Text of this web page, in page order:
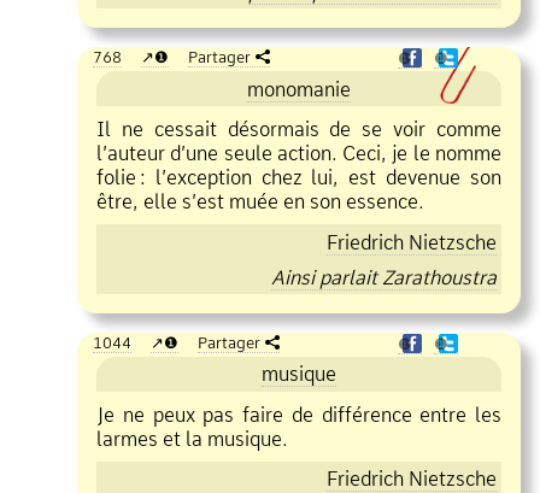
768 ❶ Partager ❶ ❶
monomanie
Il ne cessait désormais de se voir comme
l’auteur d’une seule action. Ceci, je le nomme
folie : l’exception chez lui, est devenue son
être, elle s’est muée en son essence.
Friedrich Nietzsche
Ainsi parlait Zarathoustra
1044 ❶ Partager ❶ ❶
musique
Je ne peux pas faire de différence entre les
larmes et la musique.
Friedrich Nietzsche